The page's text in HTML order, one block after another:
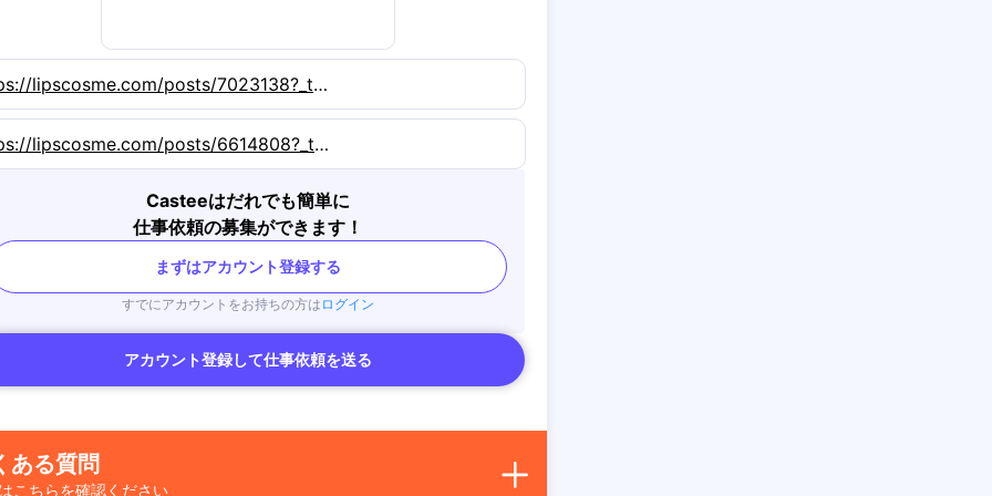
https://lipscosme.com/posts/7023138?_t=zLqY&_r=xV0NZ9
https://lipscosme.com/posts/6614808?_t=zLqY&_r=xV0NZ9
Casteeはだれでも簡単に
仕事依頼の募集ができます！
まずはアカウント登録する
すでにアカウントをお持ちの方は ログイン
アカウント登録して仕事依頼を送る
ある質問
こちらを確認ください